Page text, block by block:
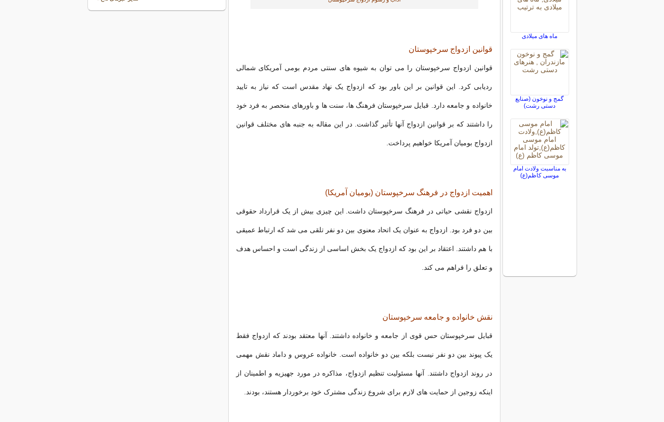
قوانین ازدواج سرخپوستان
قوانین ازدواج سرخپوستان را می توان به شیوه های سنتی مردم بومی آمریکای شمالی
ردیابی کرد. این قوانین بر این باور بود که ازدواج یک نهاد مقدس است که نیاز به تایید
خانواده و جامعه دارد. قبایل سرخپوستان فرهنگ ها، سنت ها و باورهای منحصر به فرد خود
را داشتند که بر قوانین ازدواج آنها تأثیر گذاشت. در این مقاله به جنبه های مختلف قوانین
ازدواج بومیان آمریکا خواهیم پرداخت.
اهمیت ازدواج در فرهنگ سرخپوستان (بومیان آمریکا)
ازدواج نقشی حیاتی در فرهنگ سرخپوستان داشت. این چیزی بیش از یک قرارداد حقوقی
بین دو فرد بود. ازدواج به عنوان یک اتحاد معنوی بین دو نفر تلقی می شد که ارتباط عمیقی
با هم داشتند. اعتقاد بر این بود که ازدواج یک بخش اساسی از زندگی است و احساس هدف
و تعلق را فراهم می کند.
نقش خانواده و جامعه سرخپوستان
قبایل سرخپوستان حس قوی از جامعه و خانواده داشتند. آنها معتقد بودند که ازدواج فقط
یک پیوند بین دو نفر نیست بلکه بین دو خانواده است. خانواده عروس و داماد نقش مهمی
در روند ازدواج داشتند. آنها مسئولیت تنظیم ازدواج، مذاکره در مورد جهیزیه و اطمینان از
اینکه زوجین از حمایت های لازم برای شروع زندگی مشترک خود برخوردار هستند، بودند.
ماه های میلادی
گمج و نوخون (صنایع
دستی رشت)
به مناسبت ولادت امام
موسى كاظم(ع)